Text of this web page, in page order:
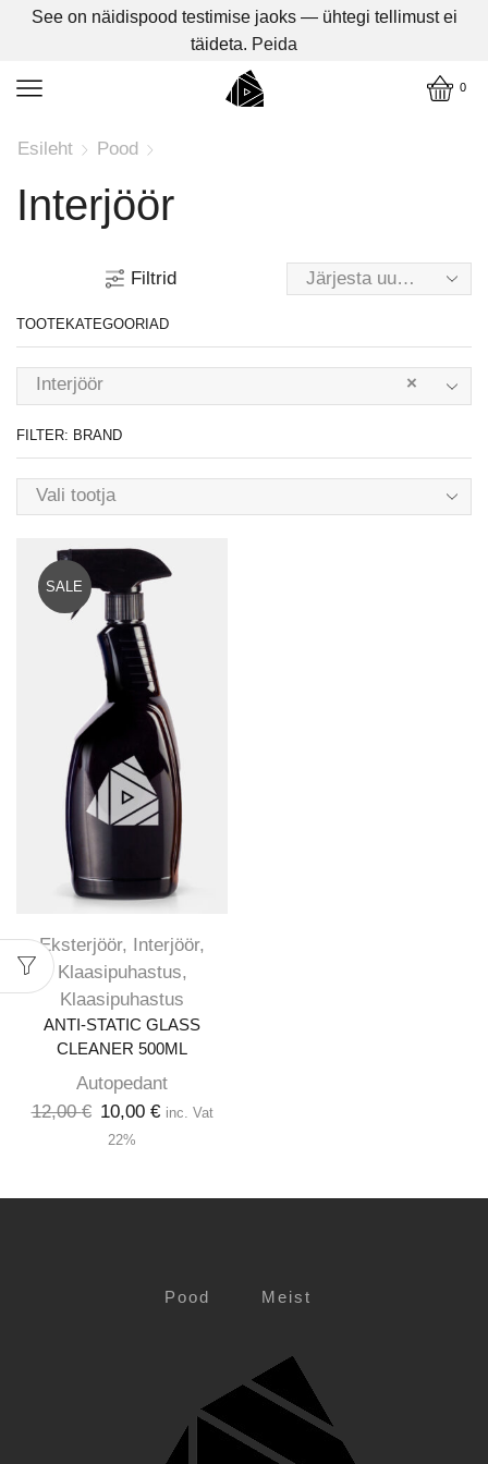
See on näidispood testimise jaoks — ühtegi tellimust ei
täideta. Peida
0
Esileht Pood
Interjöör
Filtrid
TOOTEKATEGOORIAD
×
Interjöör
FILTER: BRAND
Vali tootja
SALE
Eksterjöör, Interjöör,
Klaasipuhastus,
Klaasipuhastus
ANTI-STATIC GLASS
CLEANER 500ML
Autopedant
12,00€ 10,00 € inc. Vat
22%
Pood Meist